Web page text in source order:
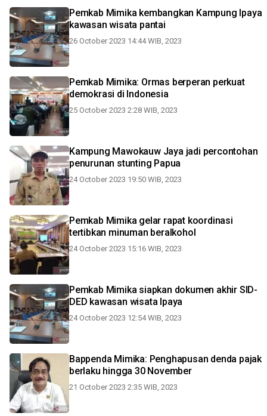
Pemkab Mimika kembangkan Kampung Ipaya
kawasan wisata pantai
26 October 2023 14:44 WIB, 2023
Pemkab Mimika: Ormas berperan perkuat
demokrasi di Indonesia
25 October 2023 2:28 WIB, 2023
Kampung Mawokauw Jaya jadi percontohan
penurunan stunting Papua
24 October 2023 19:50 WIB, 2023
Pemkab Mimika gelar rapat koordinasi
tertibkan minuman beralkohol
24 October 2023 15:16 WIB, 2023
Pemkab Mimika siapkan dokumen akhir SID-
DED kawasan wisata Ipaya
24 October 2023 12:54 WIB, 2023
Bappenda Mimika: Penghapusan denda pajak
berlaku hingga 30 November
21 October 2023 2:35 WIB, 2023